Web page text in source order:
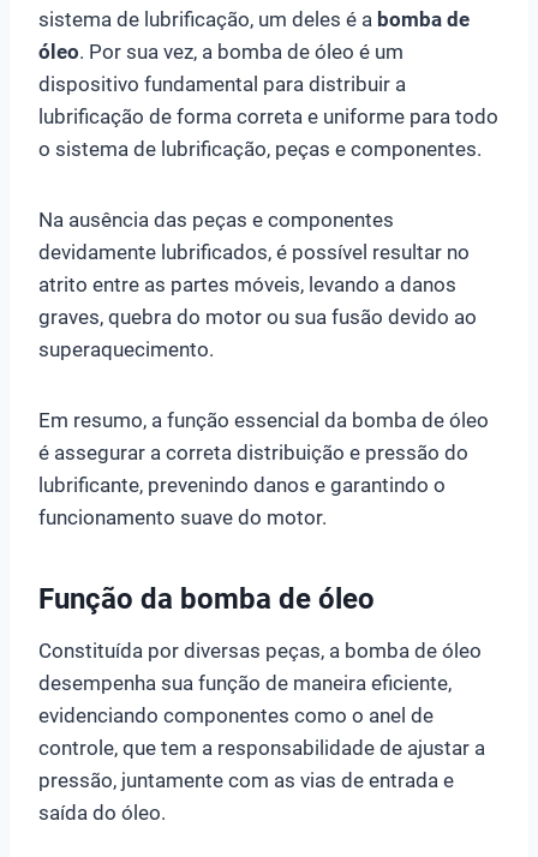
sistema de lubrificação, um deles é a bomba de
óleo. Por sua vez, a bomba de óleo é um
dispositivo fundamental para distribuir a
lubrificação de forma correta e uniforme para todo
o sistema de lubrificação, peças e componentes.
Na ausência das peças e componentes
devidamente lubrificados, é possível resultar no
atrito entre as partes móveis, levando a danos
graves, quebra do motor ou sua fusão devido ao
superaquecimento.
Em resumo, a função essencial da bomba de óleo
é assegurar a correta distribuição e pressão do
lubrificante, prevenindo danos e garantindo o
funcionamento suave do motor.
Função da bomba de óleo
Constituída por diversas peças, a bomba de óleo
desempenha sua função de maneira eficiente,
evidenciando componentes como o anel de
controle, que tem a responsabilidade de ajustar a
pressão, juntamente com as vias de entrada e
saída do óleo.